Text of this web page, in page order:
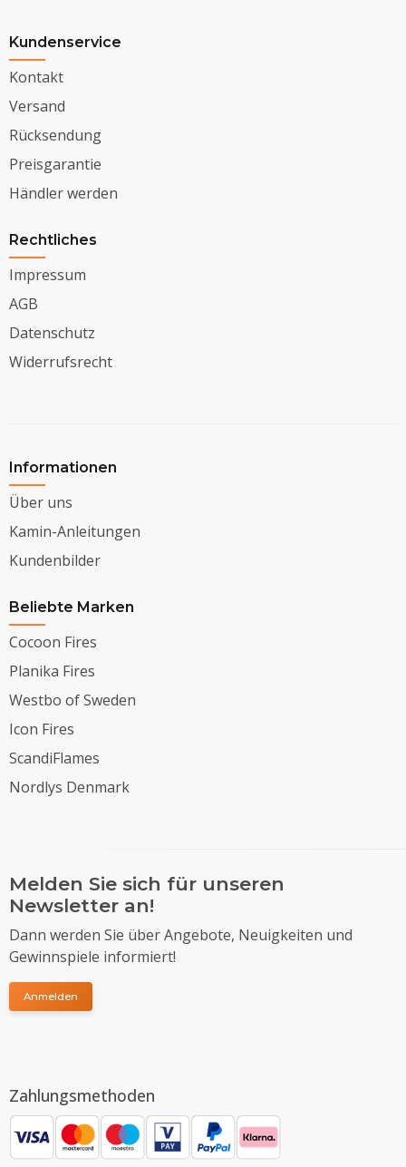
Kundenservice
Kontakt
Versand
Rücksendung
Preisgarantie
Händler werden
Rechtliches
Impressum
AGB
Datenschutz
Widerrufsrecht
Informationen
Über uns
Kamin-Anleitungen
Kundenbilder
Beliebte Marken
Cocoon Fires
Planika Fires
Westbo of Sweden
Icon Fires
ScandiFlames
Nordlys Denmark
Melden Sie sich für unseren
Newsletter an!
Dann werden Sie über Angebote, Neuigkeiten und
Gewinnspiele informiert!
Anmelden
Zahlungsmethoden